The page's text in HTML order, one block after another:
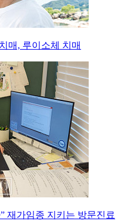
매, 루이소체 치매
재가임종 지키는 방문진료